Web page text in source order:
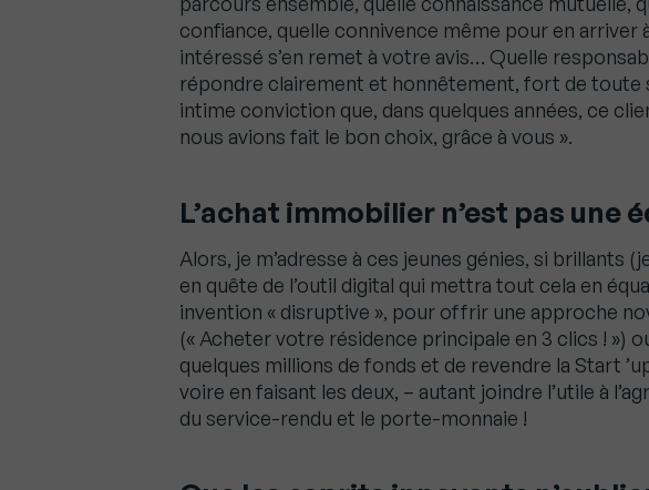
confiance, quelle connivence même pour en arriver
intéressé s’en remet à votre avis… Quelle
répondre clairement et honnêtement, fort de toute
intime conviction que, dans quelques années, ce
nous avions fait le bon choix, grâce à vous ».
L’achat immobilier n’est pas une
Alors, je m’adresse à ces jeunes génies, si brillants
en quête de l’outil digital qui mettra tout cela en
invention « disruptive », pour offrir une approche
(« Acheter votre résidence principale en 3 clics ! »)
quelques millions de fonds et de revendre la Start
voire en faisant les deux, – autant joindre l’utile à
du service-rendu et le porte-monnaie !